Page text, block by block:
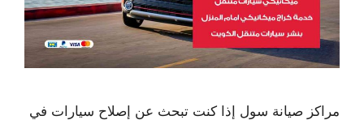
مراكز صيانة سول إذا كنت تبحث عن إصلاح سيارات في